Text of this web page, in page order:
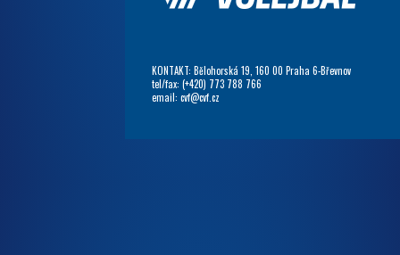
KONTAKT: Bělohorská 19, 160 00 Praha 6-Břevnov
tel/fax: (+420) 773 788 766
email: cvf@cvf.cz